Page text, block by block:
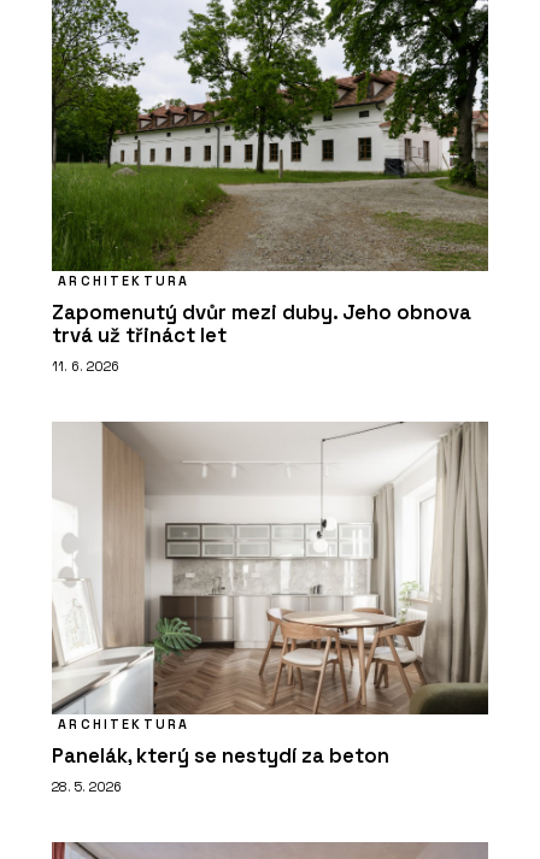
ARCHITEKTURA
Zapomenutý dvůr mezi duby. Jeho obnova
trvá už třináct let
11. 6. 2026
ARCHITEKTURA
Panelák, který se nestydí za beton
28. 5. 2026